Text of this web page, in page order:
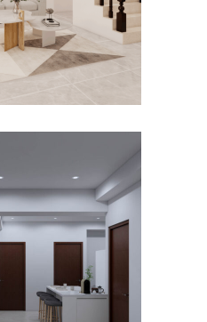
司｜台南室內
悅
計